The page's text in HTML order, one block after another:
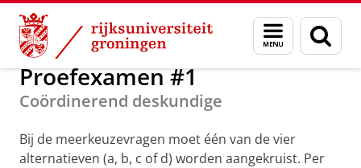
Skip
Content
Skip
Navigation
Menu
en
zoeken
Onderwijs Stralingsbescherming
Proefexamen #1
Coördinerend deskundige
Bij de meerkeuzevragen moet één van de vier
alternatieven (a, b, c of d) worden aangekruist. Per